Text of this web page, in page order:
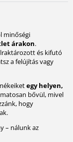
minőségi
árakon.
és kifutó
a felújítás vagy
egy helyen,
bővül, mivel
hogy
– nálunk az